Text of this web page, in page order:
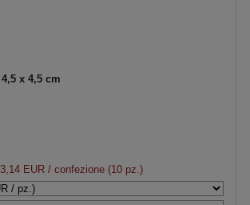
4,5 x 4,5 cm
3,14 EUR/ confezione (10 pz.)